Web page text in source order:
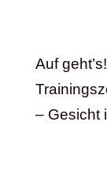
Auf
– Gesicht